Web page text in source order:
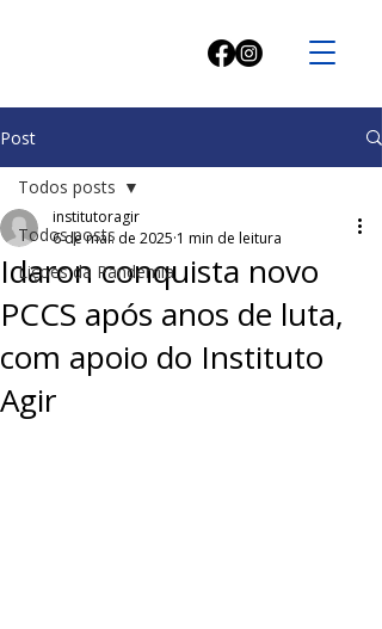
Post
Todos posts
Liçoes da Pandemia
Todos posts
Idaron conquista novo
PCCS após anos de luta,
com apoio do Instituto
Agir
institutoragir
6 de mai. de 2025 1 min de leitura